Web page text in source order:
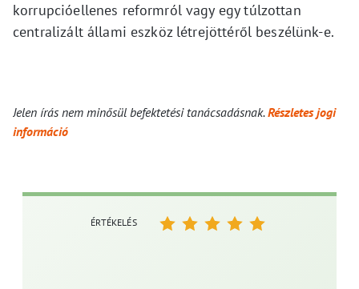
korrupcióellenes reformról vagy egy túlzottan
centralizált állami eszköz létrejöttéről beszélünk-e.
Jelen írás nem minősül befektetési tanácsadásnak.Részletes jogi
információ
ÉRTÉKELÉS